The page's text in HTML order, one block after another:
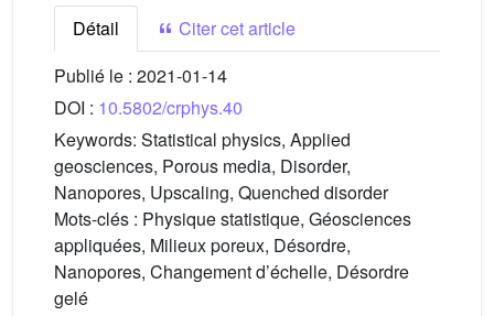
Détail
Citer cet article
Publié le : 2021-01-14
DOI : 10.5802/crphys.40
Keywords: Statistical physics, Applied
geosciences, Porous media, Disorder,
Nanopores, Upscaling, Quenched disorder
Mots-clés : Physique statistique, Géosciences
appliquées, Milieux poreux, Désordre,
Nanopores, Changement d’échelle, Désordre
gelé